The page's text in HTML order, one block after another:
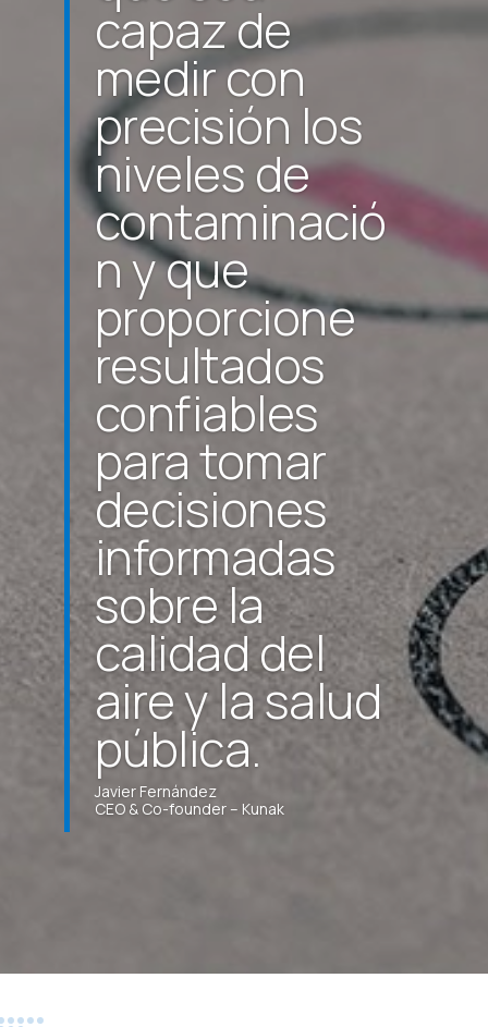
capaz de
medir con
precisión los
niveles de
contaminació
n y que
proporcione
resultados
confiables
para tomar
decisiones
informadas
sobre la
calidad del
aire y la salud
pública.
Javier Fernández
CEO & Co-founder – Kunak